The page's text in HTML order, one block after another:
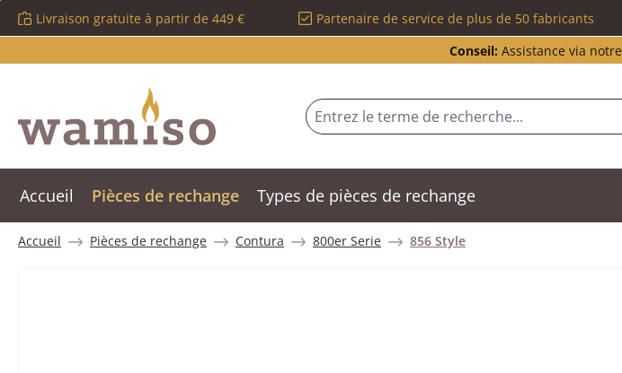
au contenu principal
Passer à la recherche
Passer à la navigation principale
Livraison gratuite à partir de 449 € Partenaire de service de plus de 50 fabricants
Conseil: Assistance via notre
Accueil Pièces de rechange Types de pièces de rechange
Accueil Pièces de rechange Contura 800er Serie 856 Style